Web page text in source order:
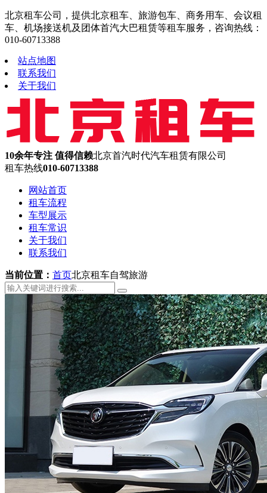
北京租车公司，提供北京租车、旅游包车、商务用车、会议租
车、机场接送机及团体首汽大巴租赁等租车服务，咨询热线：
010-60713388
站点地图
联系我们
关于我们
10余年专注 值得信赖北京首汽时代汽车租赁有限公司
租车热线010-60713388
网站首页
租车流程
车型展示
租车常识
关于我们
联系我们
当前位置： 首页北京租车自驾旅游